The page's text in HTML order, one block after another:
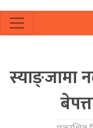
स्याङ्जामा